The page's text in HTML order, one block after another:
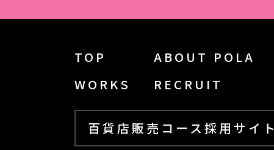
TOP ABOUT POLA
WORKS
RECRUIT
百貨店販売コース採用サイト